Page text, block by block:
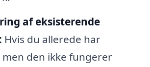
af eksisterende
Hvis du allerede har
den ikke fungerer